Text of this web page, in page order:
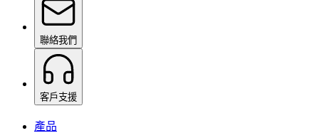
聯絡我們
客戶支援
產品